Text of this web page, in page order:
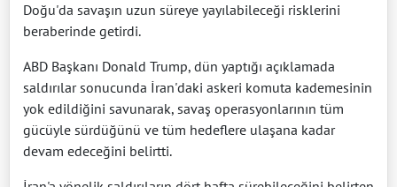
Doğu'da savaşın uzun süreye yayılabileceği risklerini
beraberinde getirdi.
ABD Başkanı Donald Trump, dün yaptığı açıklamada
saldırılar sonucunda İran'daki askeri komuta kademesinin
yok edildiğini savunarak, savaş operasyonlarının tüm
gücüyle sürdüğünü ve tüm hedeflere ulaşana kadar
devam edeceğini belirtti.